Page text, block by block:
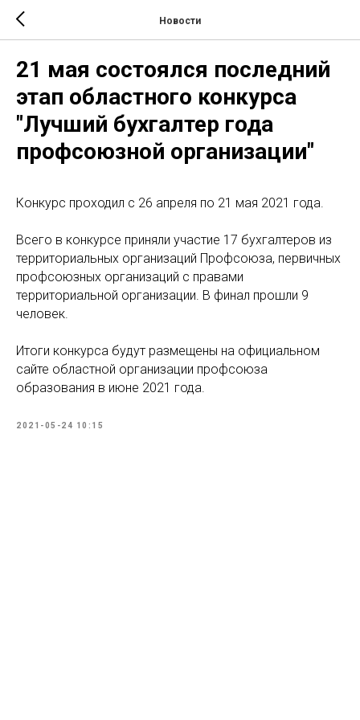
Новости
21 мая состоялся последний
этап областного конкурса
"Лучший бухгалтер года
профсоюзной организации"
Конкурс проходил с 26 апреля по 21 мая 2021 года.
Всего в конкурсе приняли участие 17 бухгалтеров из
территориальных организаций Профсоюза, первичных
профсоюзных организаций с правами
территориальной организации. В финал прошли 9
человек.
Итоги конкурса будут размещены на официальном
сайте областной организации профсоюза
образования в июне 2021 года.
2021-05-24 10:15